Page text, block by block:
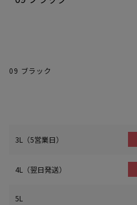
09 ブラック
3L（5営業日）
4L（翌日発送）
5L